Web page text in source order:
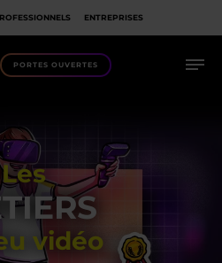
ENTREPRISES
PORTES OUVERTES
Les
vidéo